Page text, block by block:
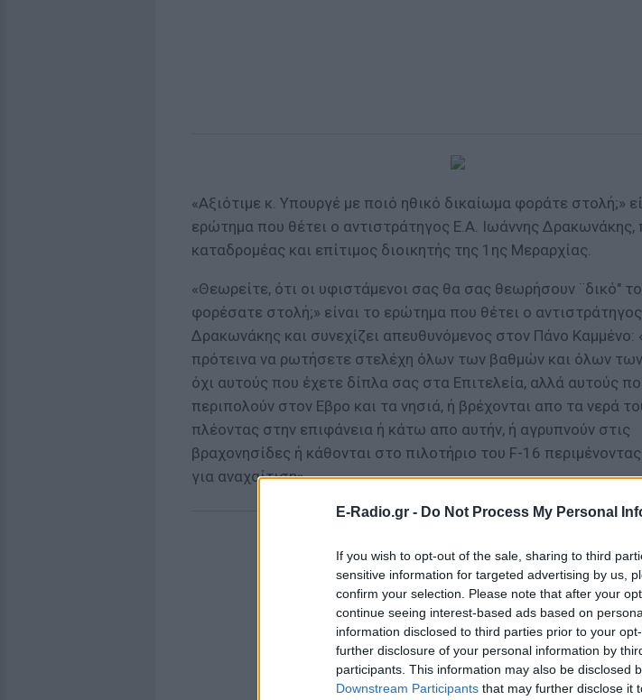
E-Radio.gr - Do Not Process My Personal
If you wish to opt-out of the sale, sharing to third
sensitive information for targeted advertising by us,
confirm your selection. Please note that after your
continue seeing interest-based ads based on
information disclosed to third parties prior to your
further disclosure of your personal information by
participants. This information may also be disclosed
Downstream Participants that may further disclose it
«Αξιότιμε κ. Υπουργέ με ποιό ηθικό δικαίωμα φοράτε στολή;»
ερώτημα που θέτει ο αντιστράτηγος Ε.Α. Ιωάννης
καταδρομέας και επίτιμος διοικητής της 1ης Μεραρχίας.
«Θεωρείτε, ότι οι υφιστάμενοι σας θα σας θεωρήσουν ¨δικό"
φορέσατε στολή;» είναι το ερώτημα που θέτει ο αντιστράτηγος
Δρακωνάκης και συνεχίζει απευθυνόμενος στον Πάνο Καμμένο:
πρότεινα να ρωτήσετε στελέχη όλων των βαθμών και όλων
όχι αυτούς που έχετε δίπλα σας στα Επιτελεία, αλλά αυτούς
περιπολούν στον Εβρο και τα νησιά, ή βρέχονται απο τα νερά
πλέοντας στην επιφάνεια ή κάτω απο αυτήν, ή αγρυπνούν στις
βραχονησίδες ή κάθονται στο πιλοτήριο του F-16
για αναχαίτιση».
ΔΙΑΦΗΜΙΣΗ